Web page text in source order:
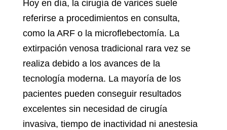
Hoy en día, la cirugía de varicessuele
referirse a procedimientos en consulta,
como la ARF o la microflebectomía. La
extirpación venosa tradicional rara vez se
realiza debido a los avances de la
tecnología moderna. La mayoría de los
pacientes pueden conseguir resultados
excelentes sin necesidad de cirugía
invasiva, tiempo de inactividad ni anestesia